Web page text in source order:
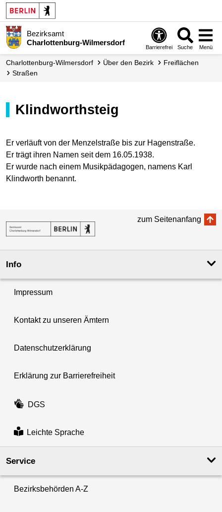
Bezirksamt
Charlottenburg-Wilmersdorf
Barrierefrei Suche Menü
Charlottenburg-Wilmersdorf Über den Bezirk
Freiflächen
Straßen
Klindworthsteig
Er verläuft von der Menzelstraße bis zur Hagenstraße.
Er trägt ihren Namen seit dem 16.05.1938.
Er wurde nach einem Musikpädagogen, namens Karl
Klindworth benannt.
zum Seitenanfang
Info
Impressum
Kontakt zu unseren Ämtern
Datenschutzerklärung
Erklärung zur Barrierefreiheit
DGS
Leichte Sprache
Service
Bezirksbehörden A-Z